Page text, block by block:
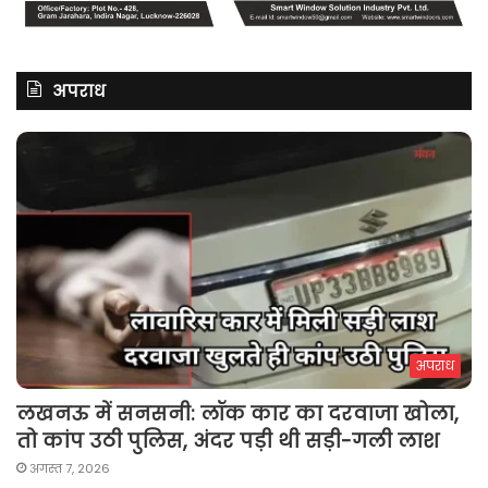
अपराध
अपराध
लखनऊ में सनसनी: लॉक कार का दरवाजा खोला,
तो कांप उठी पुलिस, अंदर पड़ी थी सड़ी-गली लाश
अगस्त 7, 2026